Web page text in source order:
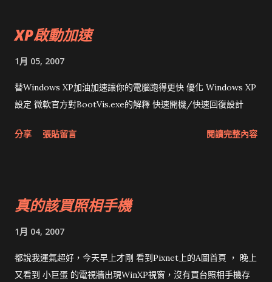
花再多時間寫的程式，過了三五年就得進廠大修是浪費生命的行
子。我很贊成GWT、ZK或asp.net ajax的做法，維護不同瀏覽器
或版本的問題應該是framework去解決，但framework本身不要
常改寫法，否則只是轉移問題到另一個平台。 所以，我現在仍然
前在OSX上使用Firefox能夠正常"看"Windows Live，但編輯仍
XP啟動加速
1月 05, 2007
替Windows XP加油加速讓你的電腦跑得更快 優化 Windows XP
設定 微軟官方對BootVis.exe的解釋 快速開機/快速回復設計
分享 張貼留言 閱讀完整內容
真的該買照相手機
1月 04, 2007
都說我運氣超好，今天早上才剛 看到Pixnet上的A圖首頁 ， 晚上
又看到 小巨蛋 的電視牆出現WinXP視窗，沒有買台照相手機存